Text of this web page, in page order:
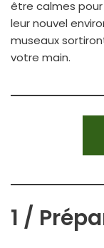
être calmes pour
leur nouvel
museaux
votre main.
1 /